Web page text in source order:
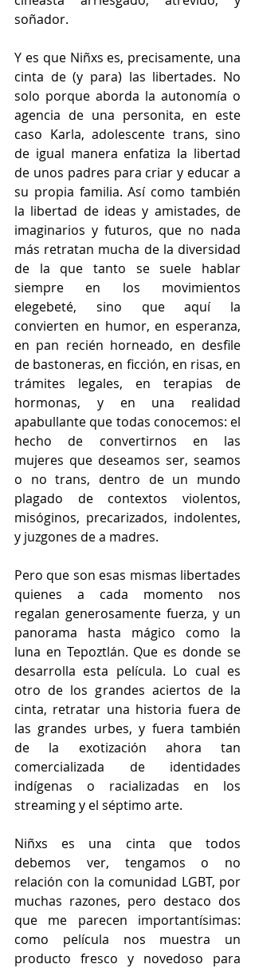
soñador.
Y es que Niñxs es, precisamente, una
cinta de (y para) las libertades. No
solo porque aborda la autonomía o
agencia de una personita, en este
caso Karla, adolescente trans, sino
de igual manera enfatiza la libertad
de unos padres para criar y educar a
su propia familia. Así como también
la libertad de ideas y amistades, de
imaginarios y futuros, que no nada
más retratan mucha de la diversidad
de la que tanto se suele hablar
siempre en los movimientos
elegebeté, sino que aquí la
convierten en humor, en esperanza,
en pan recién horneado, en desfile
de bastoneras, en ficción, en risas, en
trámites legales, en terapias de
hormonas, y en una realidad
apabullante que todas conocemos: el
hecho de convertirnos en las
mujeres que deseamos ser, seamos
o no trans, dentro de un mundo
plagado de contextos violentos,
misóginos, precarizados, indolentes,
y juzgones de a madres.
Pero que son esas mismas libertades
quienes a cada momento nos
regalan generosamente fuerza, y un
panorama hasta mágico como la
luna en Tepoztlán. Que es donde se
desarrolla esta película. Lo cual es
otro de los grandes aciertos de la
cinta, retratar una historia fuera de
las grandes urbes, y fuera también
de la exotización ahora tan
comercializada de identidades
indígenas o racializadas en los
streaming y el séptimo arte.
Niñxs es una cinta que todos
debemos ver, tengamos o no
relación con la comunidad LGBT, por
muchas razones, pero destaco dos
que me parecen importantísimas:
como película nos muestra un
producto fresco y novedoso para